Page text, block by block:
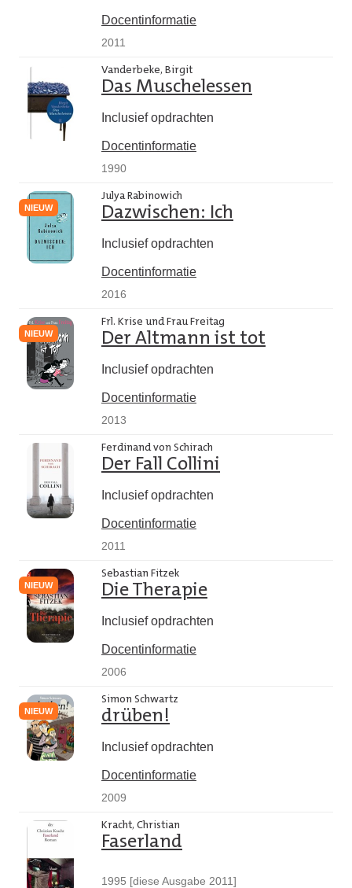
Docentinformatie
2011
Vanderbeke, Birgit
Das Muschelessen
Inclusief opdrachten
Docentinformatie
1990
NIEUW
Julya Rabinowich
Dazwischen: Ich
Inclusief opdrachten
Docentinformatie
2016
NIEUW
Frl. Krise und Frau Freitag
Der Altmann ist tot
Inclusief opdrachten
Docentinformatie
2013
Ferdinand von Schirach
Der Fall Collini
Inclusief opdrachten
Docentinformatie
2011
NIEUW
Sebastian Fitzek
Die Therapie
Inclusief opdrachten
Docentinformatie
2006
NIEUW
Simon Schwartz
drüben!
Inclusief opdrachten
Docentinformatie
2009
Kracht, Christian
Faserland
1995 [diese Ausgabe 2011]